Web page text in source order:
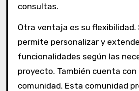
consultas.
Otra ventaja es su flexibilidad.
permite personalizar y
funcionalidades según las
proyecto. También cuenta
comunidad. Esta comunidad